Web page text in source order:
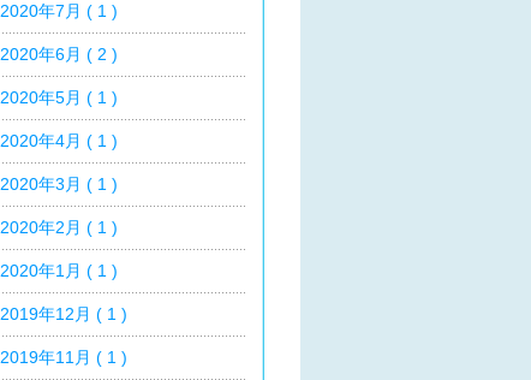
2020年7月 ( 1 )
2020年6月 ( 2 )
2020年5月 ( 1 )
2020年4月 ( 1 )
2020年3月 ( 1 )
2020年2月 ( 1 )
2020年1月 ( 1 )
2019年12月 ( 1 )
2019年11月 ( 1 )